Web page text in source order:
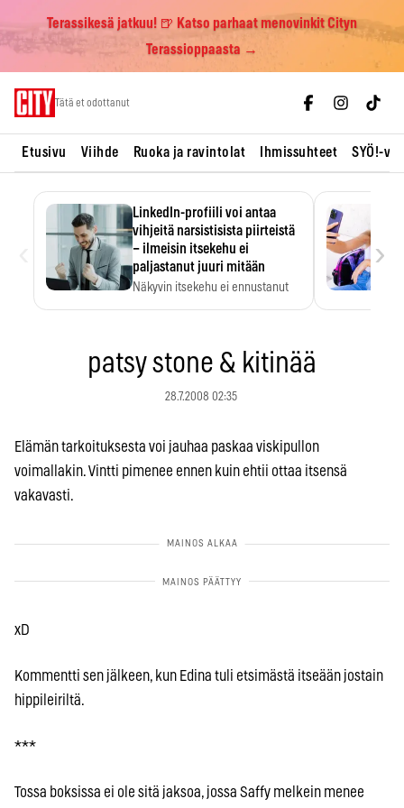
Terassikesä jatkuu! 🍺 Katso parhaat menovinkit Cityn
Terassioppaasta →
Tätä et odottanut
Etusivu Viihde Ruoka ja ravintolat Ihmissuhteet SYÖ!-
LinkedIn-profiili voi antaa
vihjeitä narsistisista piirteistä
– ilmeisin itsekehu ei
paljastanut juuri mitään
Näkyvin itsekehu ei ennustanut
›
patsy stone & kitinää
28.7.2008 02:35
Elämän tarkoituksesta voi jauhaa paskaa viskipullon
voimallakin. Vintti pimenee ennen kuin ehtii ottaa itsensä
vakavasti.
xD
Kommentti sen jälkeen, kun Edina tuli etsimästä itseään jostain
hippileiriltä.
***
Tossa boksissa ei ole sitä jaksoa, jossa Saffy melkein menee